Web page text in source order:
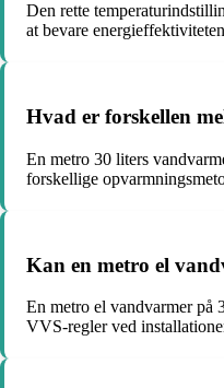
Den rette
at bevare
Hvad er forskellen
En metro 30 liters
forskellige
Kan en metro el
En metro el vandvarmer på
VVS-regler ved